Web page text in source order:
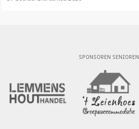
SPONSOREN SENIOREN